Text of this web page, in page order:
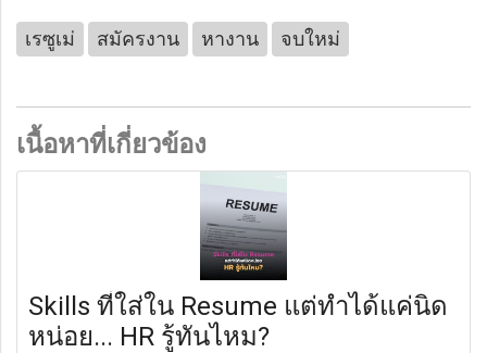
เรซูเม่ สมัครงาน หางาน จบใหม่
เนื้อหาที่เกี่ยวข้อง
Skills ที่ใส่ใน Resume แต่ทำได้แค่นิด
หน่อย... HR รู้ทันไหม?